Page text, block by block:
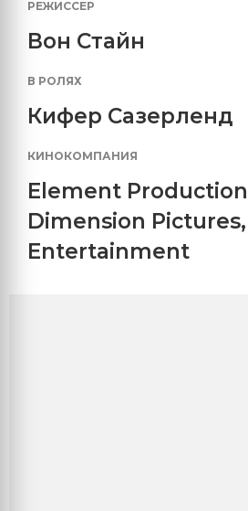
РЕЖИССЕР
Вон Стайн
В РОЛЯХ
Кифер Сазерленд
КИНОКОМПАНИЯ
Element Production
Dimension Pictures,
Entertainment